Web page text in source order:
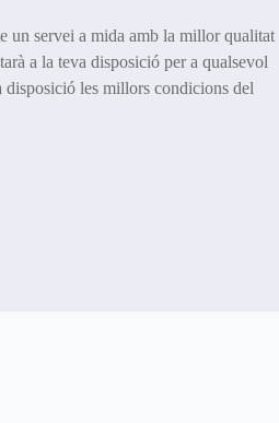
un servei a mida amb la millor qualitat
a la teva disposició per a qualsevol
les millors condicions del